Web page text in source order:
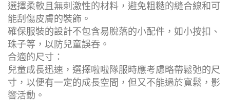
選擇柔軟且無刺激性的材料，避免粗糙的縫合線和可
能刮傷皮膚的裝飾。
確保服裝的設計不包含易脫落的小配件，如小按扣、
珠子等，以防兒童誤吞。
合適的尺寸：
兒童成長迅速，選擇啦啦隊服時應考慮略帶鬆弛的尺
寸，以便有一定的成長空間，但又不能過於寬鬆，影
響活動。